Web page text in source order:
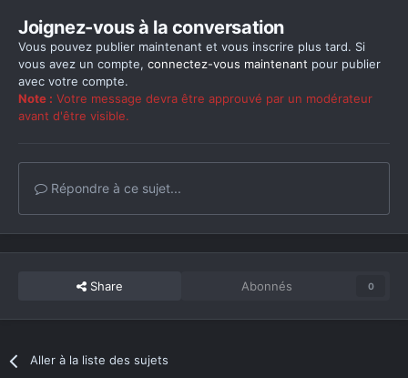
Joignez-vous à la conversation
Vous pouvez publier maintenant et vous inscrire plus tard. Si
vous avez un compte, connectez-vous maintenant pour publier
avec votre compte.
Note : Votre message devra être approuvé par un modérateur
avant d'être visible.
Répondre à ce sujet...
Share Abonnés 0
Aller à la liste des sujets